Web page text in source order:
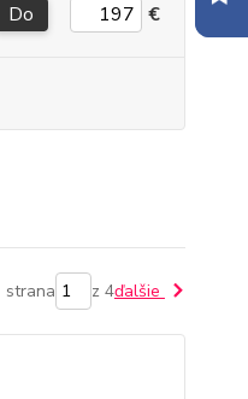
Do €
strana z 4ďalšie